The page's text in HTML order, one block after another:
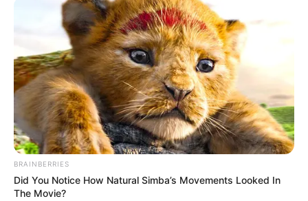
BRAINBERRIES
Did You Notice How Natural Simba’s Movements Looked In
The Movie?